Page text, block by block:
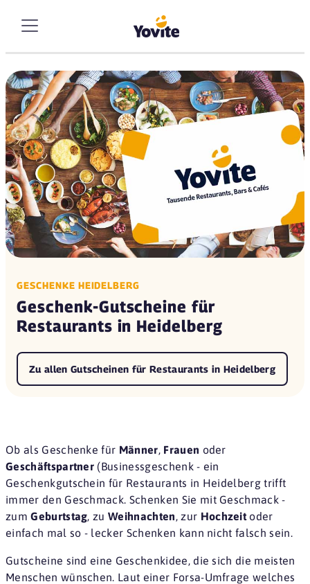
GESCHENKE HEIDELBERG
Geschenk-Gutscheine für
Restaurants in Heidelberg
Zu allen Gutscheinen für Restaurants in Heidelberg
Ob als Geschenke für Männer, Frauen oder
Geschäftspartner (Businessgeschenk - ein
Geschenkgutschein für Restaurants in Heidelberg trifft
immer den Geschmack. Schenken Sie mit Geschmack -
zumGeburtstag, zuWeihnachten, zur Hochzeitoder
einfach mal so - lecker Schenken kann nicht falsch sein.
Gutscheine sind eine Geschenkidee, die sich die meisten
Menschen wünschen. Laut einer Forsa-Umfrage welches